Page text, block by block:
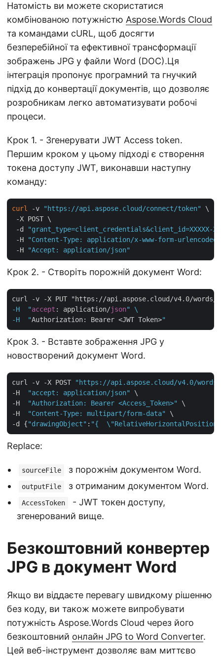
Натомість ви можете скористатися
комбінованою потужністю Aspose.Words Cloud
та командами cURL, щоб досягти
безперебійної та ефективної трансформації
зображень JPG у файли Word (DOC).Ця
інтеграція пропонує програмний та гнучкий
підхід до конвертації документів, що дозволяє
розробникам легко автоматизувати робочі
процеси.
Крок 1. - Згенерувати JWT Access token.
Першим кроком у цьому підході є створення
токена доступу JWT, виконавши наступну
команду:
curl -v "https://api.aspose.cloud/connect/token"
\
-X POST \
-d
"grant_type=client_credentials&client_id=XXXXX-
-H
"Content-Type: application/x-www-form-urlencoded"
-H
"Accept: application/json"
Крок 2. - Створіть порожній документ Word:
curl -v -X PUT "https://api.aspose.cloud/v4.0/words/
-H  "accept : application/json" \
-H  "Authorization: Bearer <JWT Token>
Крок 3. - Вставте зображення JPG у
новостворений документ Word.
curl -v -X POST
"https://api.aspose.cloud/v4.0/
-H
"accept: application/json"
\
-H
"Authorization: Bearer <Access_Token>"
\
-H
"Content-Type: multipart/form-data"
\
-d {"drawingObject" : "{
Replace:
sourceFile з порожнім документом Word.
outputFile з отриманим документом Word.
AccessToken
- JWT токен доступу,
згенерований вище.
Безкоштовний конвертер
JPG в документ Word
Якщо ви віддаєте перевагу швидкому рішенню
без коду, ви також можете випробувати
потужність Aspose.Words Cloud через його
безкоштовний онлайн JPG to Word Converter.
Цей веб-інструмент дозволяє вам миттєво